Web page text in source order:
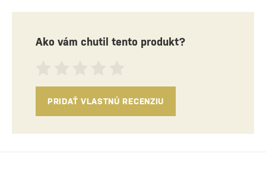
Ako vám chutil tento produkt?
PRIDAŤ VLASTNÚ RECENZIU